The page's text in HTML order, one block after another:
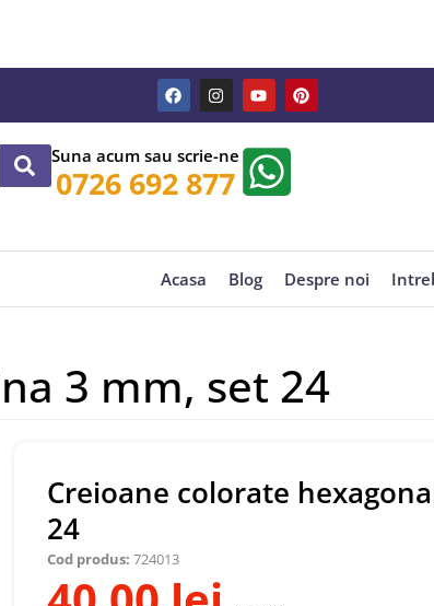
Suna acum sau scrie-ne
0726 692 877
Acasa Blog Despre noi
3 mm, set 24
Creioane colorate
24
Cod produs: 724013